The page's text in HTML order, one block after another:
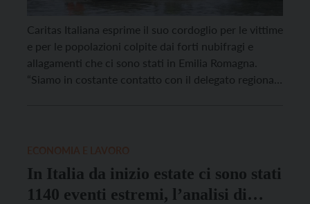
Caritas Italiana esprime il suo cordoglio per le vittime
e per le popolazioni colpite dai forti nubifragi e
allagamenti che ci sono stati in Emilia Romagna.
“Siamo in costante contatto con il delegato regionale
In Italia da inizio estate ci sono stati
1140 eventi estremi, l’analisi di